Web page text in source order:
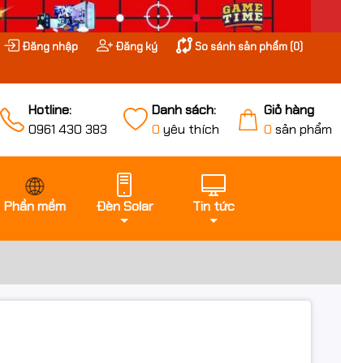
Đăng nhập Đăng ký So sánh sản phẩm (0)
Hotline:
0961 430 383
Danh sách:
0 yêu thích
Giỏ hàng
0 sản phẩm
Phần mềm Đèn Solar Tin tức